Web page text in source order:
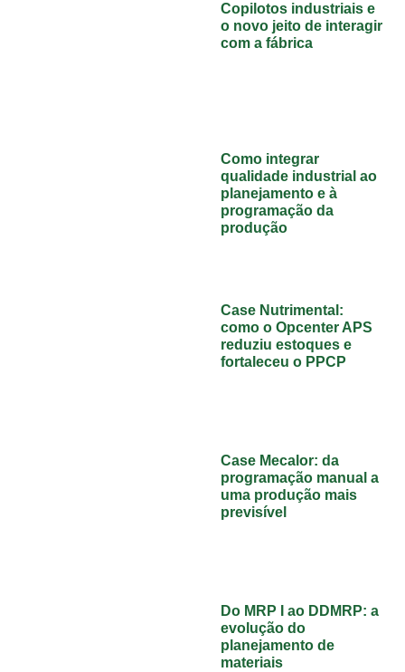
Copilotos industriais e
o novo jeito de interagir
com a fábrica
Como integrar
qualidade industrial ao
planejamento e à
programação da
produção
Case Nutrimental:
como o Opcenter APS
reduziu estoques e
fortaleceu o PPCP
Case Mecalor: da
programação manual a
uma produção mais
previsível
Do MRP I ao DDMRP: a
evolução do
planejamento de
materiais